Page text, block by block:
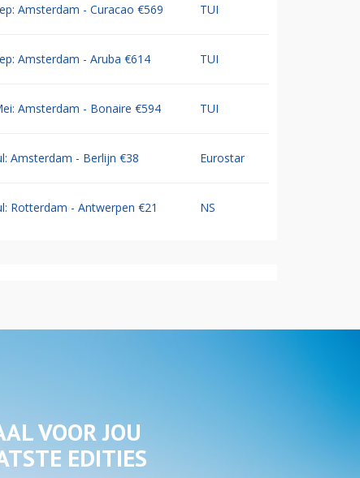
Amsterdam - Curacao €569 TUI
Amsterdam - Aruba €614 TUI
Amsterdam - Bonaire €594 TUI
Amsterdam - Berlijn €38 Eurostar
Rotterdam - Antwerpen €21 NS
VOOR JOU
EDITIES